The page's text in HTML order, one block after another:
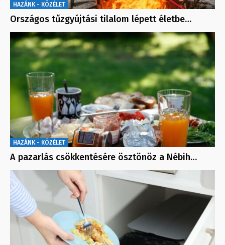
HAZÁNK - KÖZÉLET
Országos tűzgyújtási tilalom lépett életbe…
HAZÁNK - KÖZÉLET
A pazarlás csökkentésére ösztönöz a Nébih…